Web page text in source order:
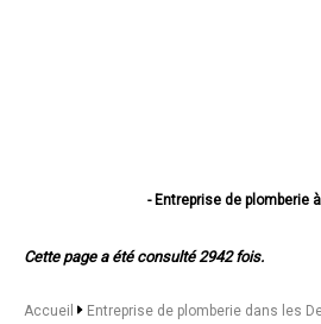
- Entreprise de plomberie
- Entreprise de plomberie à
- Entreprise de plomberie à Saint-
Cette page a été consulté 2942 fois.
Accueil Entreprise de plomberie dans les